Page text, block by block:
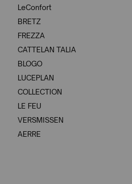
LeConfort
BRETZ
FREZZA
CATTELAN TALIA
BLOGO
LUCEPLAN
COLLECTION
LE FEU
VERSMISSEN
AERRE